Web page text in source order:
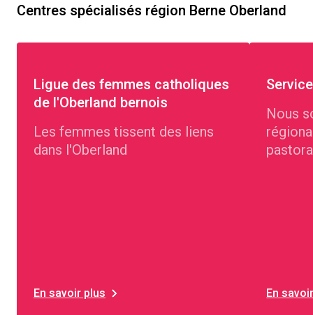
Centres spécialisés région Berne Oberland
Ligue des femmes catholiques
de l'Oberland bernois
Les femmes tissent des liens
dans l'Oberland
En savoir plus
Nous
En